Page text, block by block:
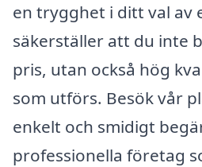
en trygghet i ditt val av
säkerställer att du inte
pris, utan också hög
som utförs. Besök vår
enkelt och smidigt
professionella företag